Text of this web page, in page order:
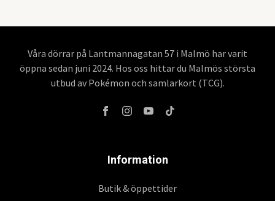
Våra dörrar på Lantmannagatan 57 i Malmö har varit
öppna sedan juni 2024. Hos oss hittar du Malmös största
utbud av Pokémon och samlarkort (TCG).
Information
Butik & öppettider